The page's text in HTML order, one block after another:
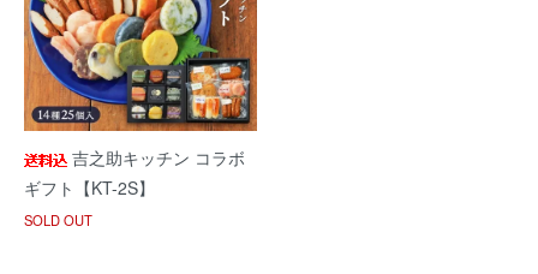
吉之助キッチン コラボ
ギフト【KT-2S】
SOLD OUT